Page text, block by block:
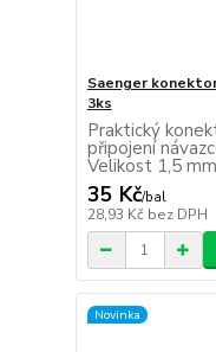
Saenger
3ks
Praktický
připojení
Velikost 1,5
35 Kč/bal
28,93 Kč bez DPH
Novinka